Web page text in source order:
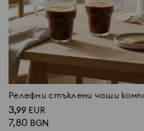
3,99 EUR
7,80 BGN